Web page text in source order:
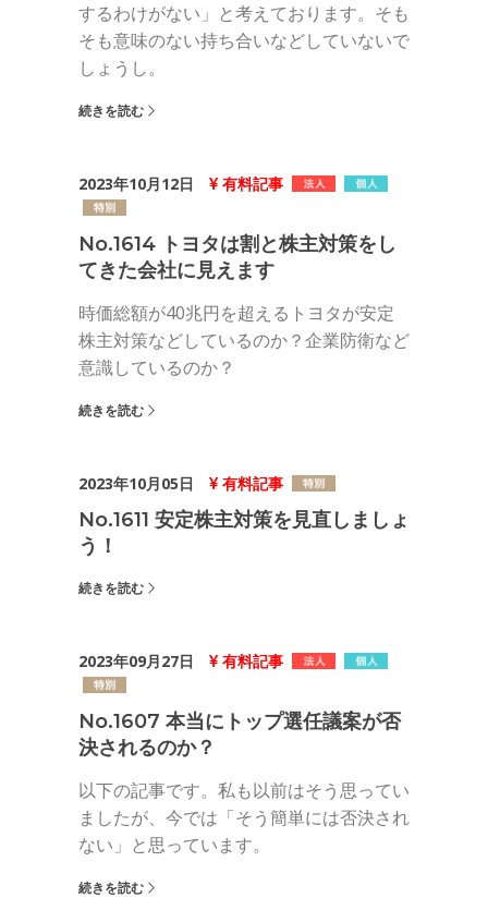
するわけがない」と考えております。そも
そも意味のない持ち合いなどしていないで
しょうし。
続きを読む
2023年10月12日 有料記事
No.1614 トヨタは割と株主対策をし
てきた会社に見えます
時価総額が40兆円を超えるトヨタが安定
株主対策などしているのか？企業防衛など
意識しているのか？
続きを読む
2023年10月05日 有料記事
No.1611 安定株主対策を見直しましょ
う！
続きを読む
2023年09月27日 有料記事
No.1607 本当にトップ選任議案が否
決されるのか？
以下の記事です。私も以前はそう思ってい
ましたが、今では「そう簡単には否決され
ない」と思っています。
続きを読む